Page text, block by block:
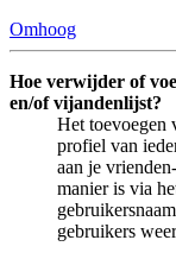
Omhoog
Hoe verwijder of
en/of vijandenlijst?
Het toevoegen
profiel van
aan je
manier is via
gebruikers